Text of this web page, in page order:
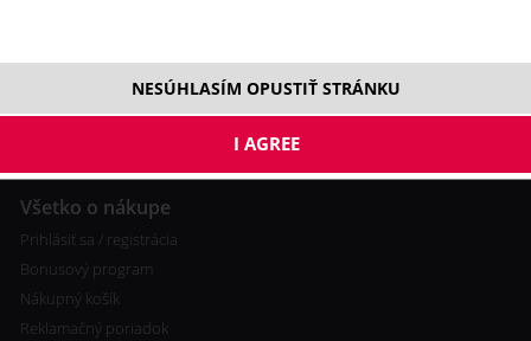
Všetko o nákupe
Prihlásiť sa / registrácia
Bonusový program
Nákupný košík
Reklamačný poriadok
NESÚHLASÍM OPUSTIŤ STRÁNKU